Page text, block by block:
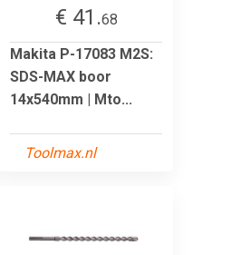
€ 41.68
Makita P-17083 M2S:
SDS-MAX boor
14x540mm | Mto...
Toolmax.nl